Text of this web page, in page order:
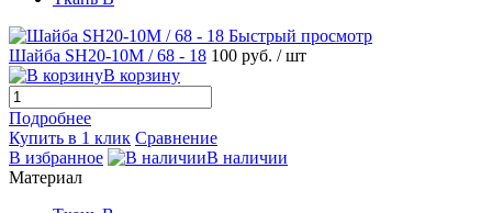
Быстрый просмотр
Шайба SH20-10M / 68 - 18 100 руб. / шт
В корзину
Подробнее
Купить в 1 клик Сравнение
В избранное
В наличии
Материал